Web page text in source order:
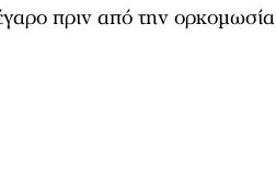
πριν από την ορκομωσία